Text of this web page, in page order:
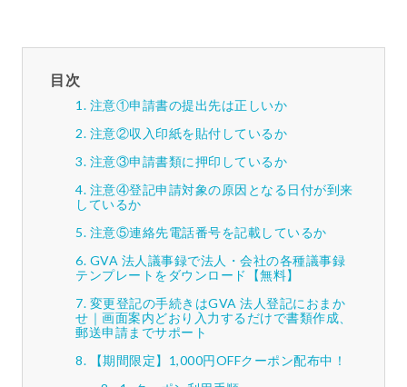
目次
注意①申請書の提出先は正しいか
注意②収入印紙を貼付しているか
注意③申請書類に押印しているか
注意④登記申請対象の原因となる日付が到来
しているか
注意⑤連絡先電話番号を記載しているか
GVA 法人議事録で法人・会社の各種議事録
テンプレートをダウンロード【無料】
変更登記の手続きはGVA 法人登記におまか
せ｜画面案内どおり入力するだけで書類作成、
郵送申請までサポート
【期間限定】1,000円OFFクーポン配布中！